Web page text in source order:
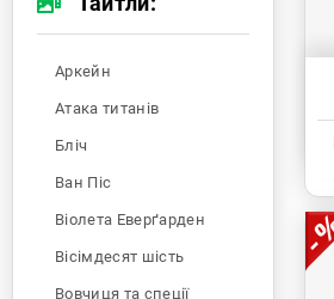
Аркейн
Атака титанів
Бліч
Ван Піс
Віолета Еверґарден
Вісімдесят шість
Вовчиця та спеції